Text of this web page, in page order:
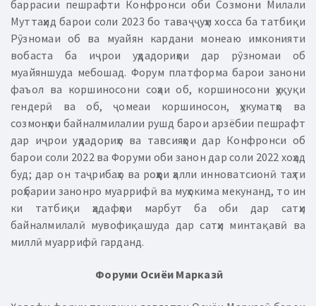
баррасии пешрафти Конфронси оби Созмони Милали
Муттаҳид барои соли 2023 бо таваҷҷуҳи хосса ба татбиқи
Рӯзномаи об ва муайян кардани монеаю имконияти
вобаста ба иҷрои уҳдадориҳои дар рӯзномаи об
муайяншуда мебошад. Форум платформа барои занони
фаъол ва коршиносони соҳаи об, коршиносони ҳуқуқи
гендерӣ ва об, ҷомеаи коршиносон, ҳукуматҳо ва
созмонҳои байналмилалии рушд барои арзёбии пешрафт
дар иҷрои уҳдадориҳо ва тавсияҳои дар Конфронси об
барои соли 2022 ва Форуми оби занон дар соли 2022 хоҳад
буд; дар он таҷрибаҳо ва роҳҳои ҳалли инноватсионӣ таҳти
роҳбарии занонро муаррифӣ ва муҳокима мекунанд, то ин
ки татбиқи ҳадафҳои марбут ба оби дар сатҳи
байналмилалӣ мувофиқашуда дар сатҳи минтақавӣ ва
миллӣ муаррифӣ гарданд.
Форуми Осиёи Марказӣ